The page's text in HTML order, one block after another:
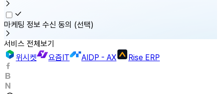
마케팅 정보 수신 동의 (선택)
서비스 전체보기
위시켓
요즘IT AIDP - AX Rise ERP